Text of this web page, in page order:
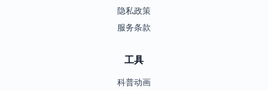
隐私政策
服务条款
工具
科普动画